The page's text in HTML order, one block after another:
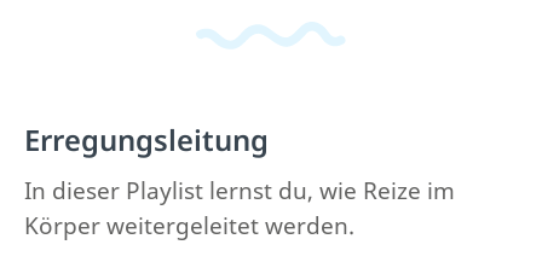
Erregungsleitung
In dieser Playlist lernst du, wie Reize im
Körper weitergeleitet werden.